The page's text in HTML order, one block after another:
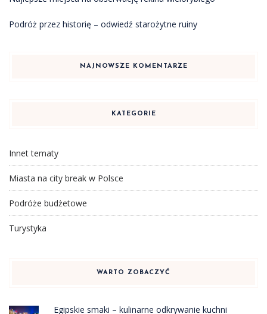
Podróż przez historię – odwiedź starożytne ruiny
NAJNOWSZE KOMENTARZE
KATEGORIE
Innet tematy
Miasta na city break w Polsce
Podróże budżetowe
Turystyka
WARTO ZOBACZYĆ
Egipskie smaki – kulinarne odkrywanie kuchni